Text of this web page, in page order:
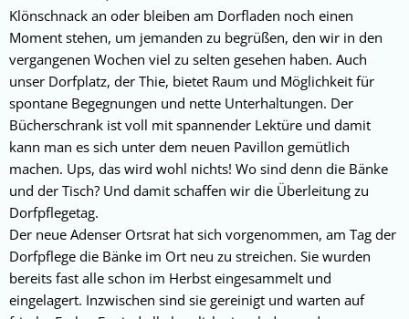
Klönschnack an oder bleiben am Dorfladen noch einen
Moment stehen, um jemanden zu begrüßen, den wir in den
vergangenen Wochen viel zu selten gesehen haben. Auch
unser Dorfplatz, der Thie, bietet Raum und Möglichkeit für
spontane Begegnungen und nette Unterhaltungen. Der
Bücherschrank ist voll mit spannender Lektüre und damit
kann man es sich unter dem neuen Pavillon gemütlich
machen. Ups, das wird wohl nichts! Wo sind denn die Bänke
und der Tisch? Und damit schaffen wir die Überleitung zu
Dorfpflegetag.
Der neue Adenser Ortsrat hat sich vorgenommen, am Tag der
Dorfpflege die Bänke im Ort neu zu streichen. Sie wurden
bereits fast alle schon im Herbst eingesammelt und
eingelagert. Inzwischen sind sie gereinigt und warten auf